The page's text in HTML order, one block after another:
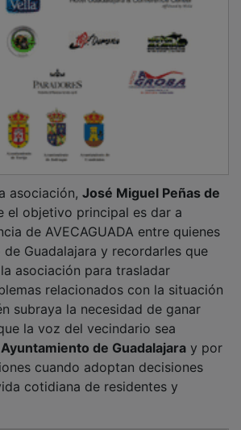
asociación, José Miguel Peñas de
el objetivo principal es dar a
de AVECAGUADA entre quienes
Guadalajara y recordarles que
asociación para trasladar
relacionados con la situación
subraya la necesidad de ganar
la voz del vecindario sea
Ayuntamiento de Guadalajara y por
cuando adoptan decisiones
cotidiana de residentes y